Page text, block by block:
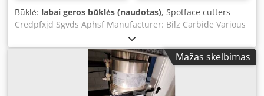
Būklė: labai geros būklės (naudotas), Spotface cutters
Credpfxjd Sgvds Aphsf Manufacturer: Bilz Carbide Various
sizes: Ø 32 mm Ø 34 mm Ø 39 mm Ø 44 mm Ø 47 mm Ø 49
mm Ø 50 mm Ø 52 mm Ø 57 mm Ø 60 mm Ø 62 mm Ø 65
mm Ø 68 mm Ø 69 mm Ø 70 mm Ø 72 mm Ø 74 mm Ø 75
mm Ø 80 mm Ø 87 mm Ø 90 mm Ø 92 mm Ø 107 mm Ø
117 mm Individual purchase possible
Mažas skelbimas